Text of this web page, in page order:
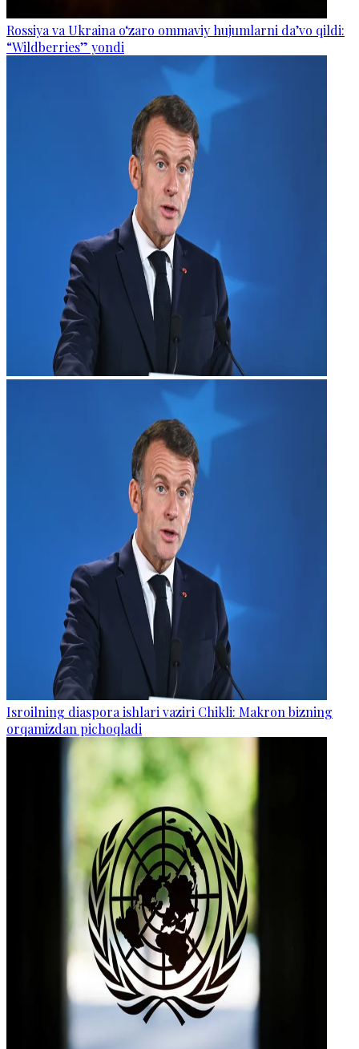
Rossiya va Ukraina o‘zaro ommaviy hujumlarni da’vo qildi:
“Wildberries” yondi
Isroilning diaspora ishlari vaziri Chikli: Makron bizning
orqamizdan pichoqladi